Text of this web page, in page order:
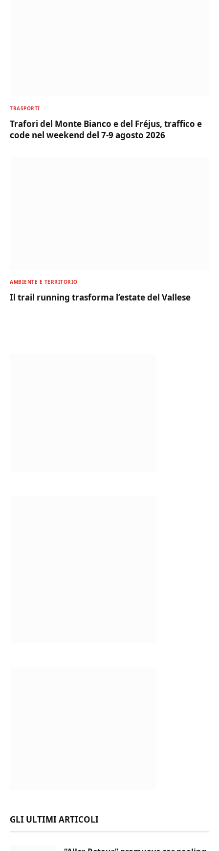
TRASPORTI
Trafori del Monte Bianco e del Fréjus, traffico e
code nel weekend del 7-9 agosto 2026
AMBIENTE E TERRITORIO
Il trail running trasforma l’estate del Vallese
GLI ULTIMI ARTICOLI